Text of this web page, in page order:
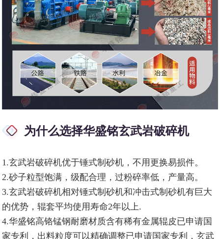
为什么选择华盛铭玄武岩破碎机
1.玄武岩破碎机优于锤式制砂机，不用更换易损件。
2.砂子粒型饱满，级配合理，过粉碎率低，产量高。
3.玄武岩破碎机相对锤式制砂机和冲击式制砂机有巨大
的优势，辊套平均使用寿命2年以上.
4.华盛铭高铬锰钢耐磨材质含有稀有金属辊皮已申请国
家专利，出料粒度可以精确调整已申请国家专利，玄武